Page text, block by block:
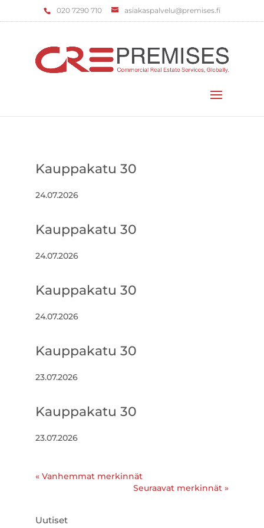
‌020 7290 710 asiakaspalvelu@premises.fi
Kauppakatu 30
24.07.2026
Kauppakatu 30
24.07.2026
Kauppakatu 30
24.07.2026
Kauppakatu 30
23.07.2026
Kauppakatu 30
23.07.2026
« Vanhemmat merkinnät
Seuraavat merkinnät »
Uutiset